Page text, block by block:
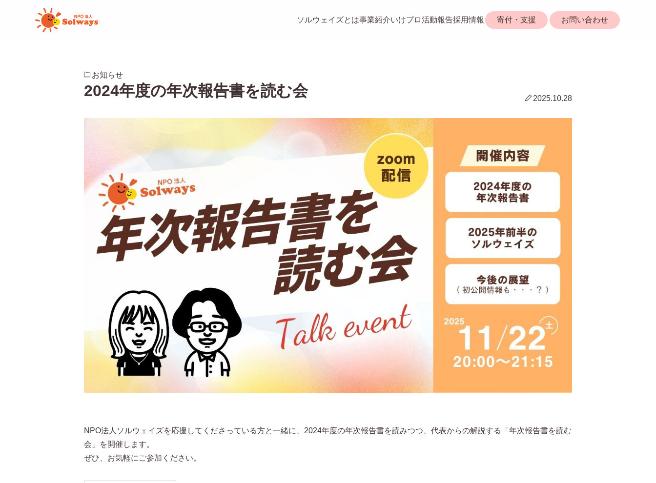
ソルウェイズとは事業紹介いけプロ活動報告採用情報 寄付・支援 お問い合わせ
お知らせ
2024年度の年次報告書を読む会 2025.10.28
NPO法人ソルウェイズを応援してくださっている方と一緒に、2024年度の年次報告書を読みつつ、代表からの解説する「年次報告書を読む
会」を開催します。
ぜひ、お気軽にご参加ください。